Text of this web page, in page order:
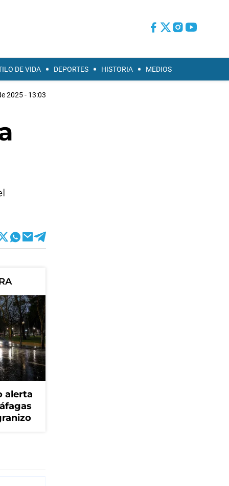
DE VIDA DEPORTES HISTORIA MEDIOS
2025 - 13:03
alerta